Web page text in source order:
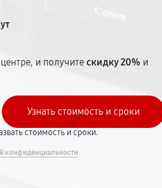
и получитескидку 20% и
стоимость и сроки.
конфиденциальности